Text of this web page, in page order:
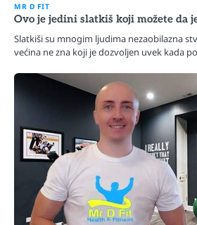
MR D FIT
Ovo je jedini slatkiš koji možete da
Slatkiši su mnogim ljudima nezaobilazna
većina ne zna koji je dozvoljen uvek kada